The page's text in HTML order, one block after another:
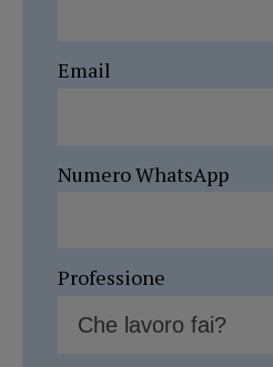
Email
Numero WhatsApp
Professione